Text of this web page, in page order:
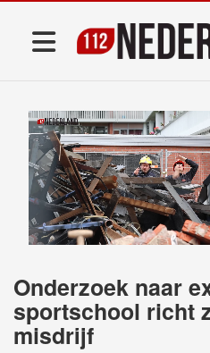
Onderzoek naar
sportschool richt
misdrijf